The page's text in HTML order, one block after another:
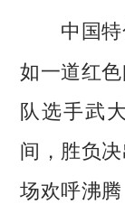
中国
如一道红
队选手武
间，胜负
场欢呼沸